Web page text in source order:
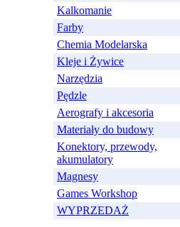
Kalkomanie
Farby
Chemia Modelarska
Kleje i Żywice
Narzędzia
Pędzle
Aerografy i akcesoria
Materiały do budowy
Konektory, przewody,
akumulatory
Magnesy
Games Workshop
WYPRZEDAŻ